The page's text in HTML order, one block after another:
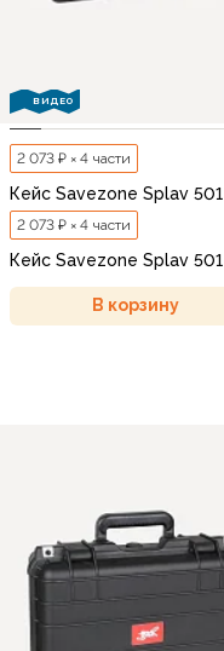
ВИДЕО
2 073 ₽ × 4 части
Кейс Savezone Splav 501
2 073 ₽ × 4 части
Кейс Savezone Splav 501
В корзину